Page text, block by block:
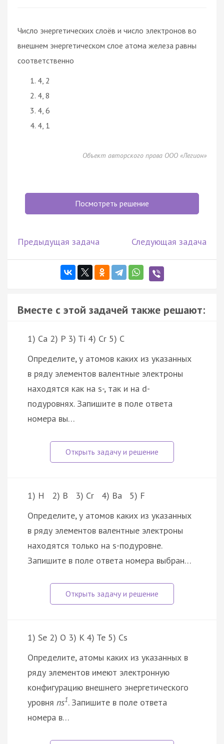
Число энергетических слоёв и число электронов во
внешнем энергетическом слое атома железа равны
соответственно
4, 2
4, 8
4, 6
4, 1
Объект авторского права ООО «Легион»
Посмотреть решение
Предыдущая задача Следующая задача
Вместе с этой задачей также решают:
1) Ca 2) P 3) Ti 4) Cr 5) C
Определите, у атомов каких из указанных
в ряду элементов валентные электроны
находятся как на s-, так и на d-
подуровнях. Запишите в поле ответа
номера вы…
1) H 2) B 3) Cr 4) Ba 5) F
Определите, у атомов каких из указанных
в ряду элементов валентные электроны
находятся только на s-подуровне.
Запишите в поле ответа номера выбран…
1) Se 2) O 3) K 4) Te 5) Cs
Определите, атомы каких из указанных в
ряду элементов имеют электронную
конфигурацию внешнего энергетического
уровня ns1. Запишите в поле ответа
номера в…